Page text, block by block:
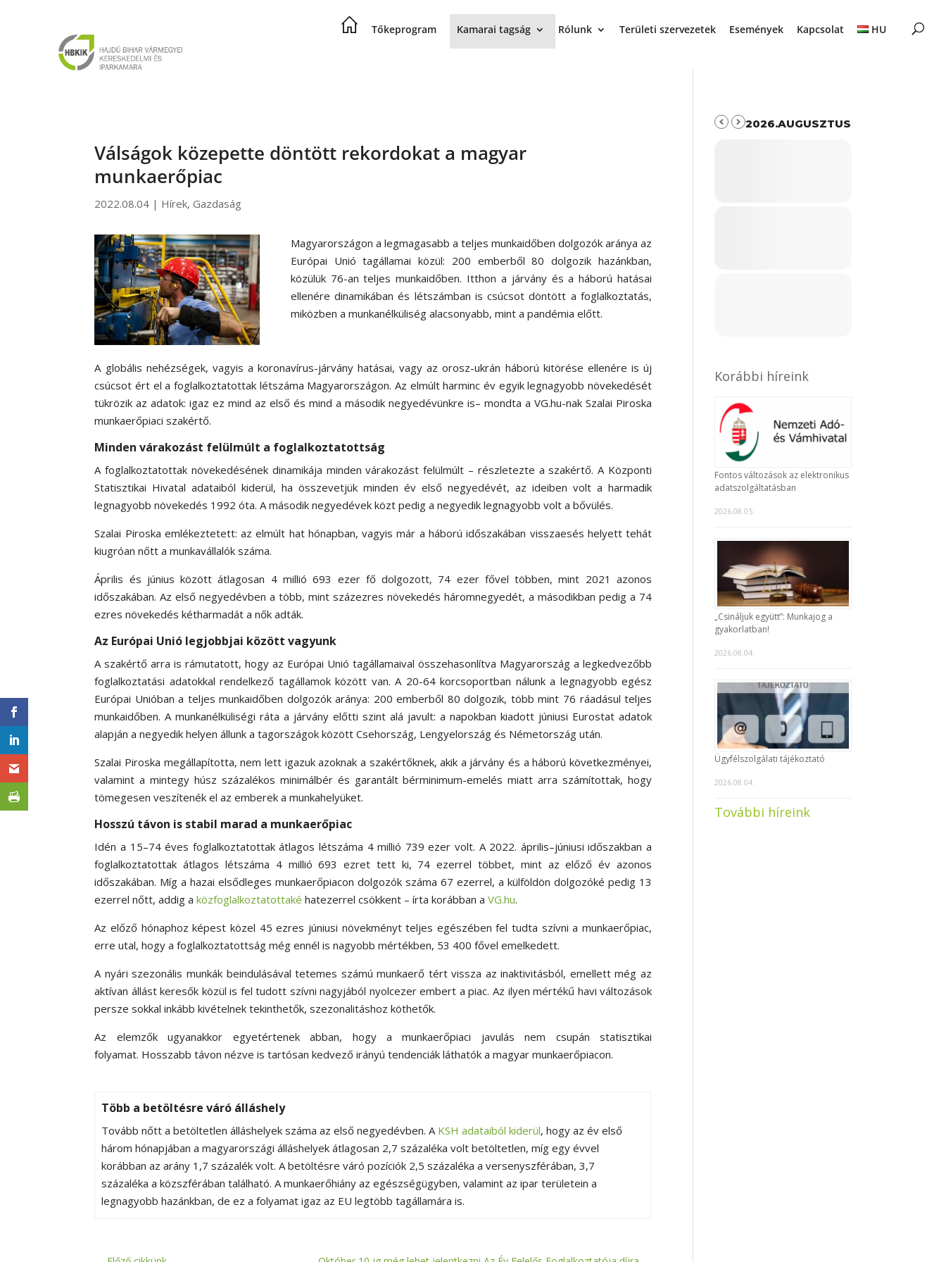
Tőkeprogram Kamarai tagság Rólunk Területi szervezetek Események Kapcsolat HU
Válságok közepette döntött rekordokat a magyar
munkaerőpiac
2022.08.04 | Hírek,Gazdaság
Magyarországon a legmagasabb a teljes munkaidőben dolgozók aránya az
Európai Unió tagállamai közül: 200 emberből 80 dolgozik hazánkban,
közülük 76-an teljes munkaidőben. Itthon a járvány és a háború hatásai
ellenére dinamikában és létszámban is csúcsot döntött a foglalkoztatás,
miközben a munkanélküliség alacsonyabb, mint a pandémia előtt.
A globális nehézségek, vagyis a koronavírus-járvány hatásai, vagy az orosz-ukrán háború kitörése ellenére is új
csúcsot ért el a foglalkoztatottak létszáma Magyarországon.Az elmúlt harminc év egyik legnagyobb növekedését
tükrözik az adatok: igaz ez mind az első és mind a második negyedévünkre is– mondta a VG.hu-nak Szalai Piroska
munkaerőpiaci szakértő.
Minden várakozást felülmúlt a foglalkoztatottság
A foglalkoztatottak növekedésének dinamikája minden várakozást felülmúlt – részletezte a szakértő. A Központi
Statisztikai Hivatal adataiból kiderül, ha összevetjük minden év első negyedévét, az ideiben volt a harmadik
legnagyobb növekedés 1992 óta. A második negyedévek közt pedig a negyedik legnagyobb volt a bővülés.
Szalai Piroska emlékeztetett:az elmúlt hat hónapban, vagyis már a háború időszakában visszaesés helyett tehát
kiugróan nőtt a munkavállalók száma.
Április és június között átlagosan 4 millió 693 ezer fő dolgozott, 74 ezer fővel többen, mint 2021 azonos
időszakában. Az első negyedévben a több, mint százezres növekedés háromnegyedét, a másodikban pedig a 74
ezres növekedés kétharmadát a nők adták.
Az Európai Unió legjobbjai között vagyunk
A szakértő arra is rámutatott, hogy az Európai Unió tagállamaival összehasonlítva Magyarország a legkedvezőbb
foglalkoztatási adatokkal rendelkező tagállamok között van.A 20-64 korcsoportban nálunk a legnagyobb egész
Európai Unióban a teljes munkaidőben dolgozók aránya: 200 emberből 80 dolgozik, több mint 76 ráadásul teljes
munkaidőben.A munkanélküliségi ráta a járvány előtti szint alá javult: a napokban kiadott júniusi Eurostat adatok
alapján a negyedik helyen állunk a tagországok között Csehország, Lengyelország és Németország után.
Szalai Piroska megállapította, nem lett igazuk azoknak a szakértőknek, akik a járvány és a háború következményei,
valamint a mintegy húsz százalékos minimálbér és garantált bérminimum-emelés miatt arra számítottak, hogy
tömegesen veszítenék el az emberek a munkahelyüket.
Hosszú távon is stabil marad a munkaerőpiac
Idén a 15–74 éves foglalkoztatottak átlagos létszáma 4 millió 739 ezer volt. A 2022. április–júniusi időszakban a
foglalkoztatottak átlagos létszáma 4 millió 693 ezret tett ki, 74 ezerrel többet, mint az előző év azonos
időszakában. Míg a hazai elsődleges munkaerőpiacon dolgozók száma 67 ezerrel, a külföldön dolgozóké pedig 13
ezerrel nőtt, addig a közfoglalkoztatottaké hatezerrel csökkent – írta korábban a VG.hu.
Az előző hónaphoz képest közel 45 ezres júniusi növekményt teljes egészében fel tudta szívni a munkaerőpiac,
erre utal, hogy a foglalkoztatottság még ennél is nagyobb mértékben, 53 400 fővel emelkedett.
A nyári szezonális munkák beindulásával tetemes számú munkaerő tért vissza az inaktivitásból, emellett még az
aktívan állást keresők közül is fel tudott szívni nagyjából nyolcezer embert a piac. Az ilyen mértékű havi változások
persze sokkal inkább kivételnek tekinthetők, szezonalitáshoz köthetők.
Az elemzők ugyanakkor egyetértenek abban, hogy a munkaerőpiaci javulás nem csupán statisztikai
folyamat. Hosszabb távon nézve is tartósan kedvező irányú tendenciák láthatók a magyar munkaerőpiacon.
Több a betöltésre váró álláshely
Tovább nőtt a betöltetlen álláshelyek száma az első negyedévben. A KSH adataiból kiderül, hogy az év első
három hónapjában a magyarországi álláshelyek átlagosan 2,7 százaléka volt betöltetlen, míg egy évvel
korábban az arány 1,7 százalék volt. A betöltésre váró pozíciók 2,5 százaléka a versenyszférában, 3,7
százaléka a közszférában található. A munkaerőhiány az egészségügyben, valamint az ipar területein a
legnagyobb hazánkban, de ez a folyamat igaz az EU legtöbb tagállamára is.
2026.AUGUSZTUS
Korábbi híreink
Fontos változások az elektronikus
adatszolgáltatásban
2026.08.05.
„Csináljuk együtt”: Munkajog a
gyakorlatban!
2026.08.04.
Ügyfélszolgálati tájékoztató
2026.08.04.
További híreink